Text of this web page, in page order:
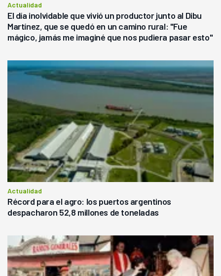
Actualidad
El día inolvidable que vivió un productor junto al Dibu
Martínez, que se quedó en un camino rural: "Fue
mágico, jamás me imaginé que nos pudiera pasar esto"
Actualidad
Récord para el agro: los puertos argentinos
despacharon 52,8 millones de toneladas